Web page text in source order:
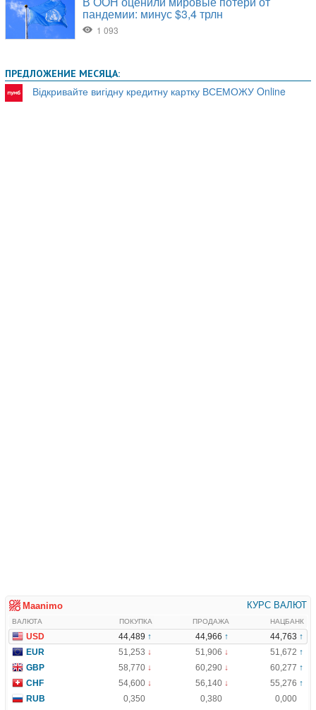
ПРЕДЛОЖЕНИЕ МЕСЯЦА:
Відкривайте вигідну кредитну картку ВСЕМОЖУ Online